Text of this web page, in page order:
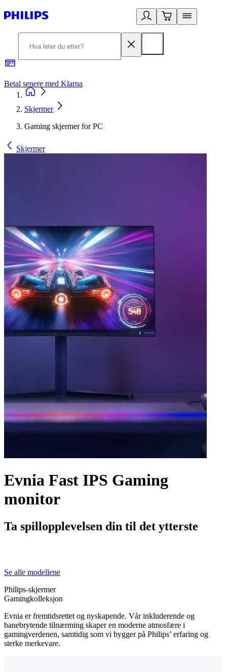
Betal senere med Klarna
Skjermer
Gaming skjermer for PC
Skjermer
Evnia Fast IPS Gaming
monitor
Ta spillopplevelsen din til det ytterste
Se alle modellene
Philips-skjermer
Gamingkolleksjon
Evnia er fremtidsrettet og nyskapende. Vår inkluderende og
banebrytende tilnærming skaper en moderne atmosfære i
gamingverdenen, samtidig som vi bygger på Philips’ erfaring og
sterke merkevare.